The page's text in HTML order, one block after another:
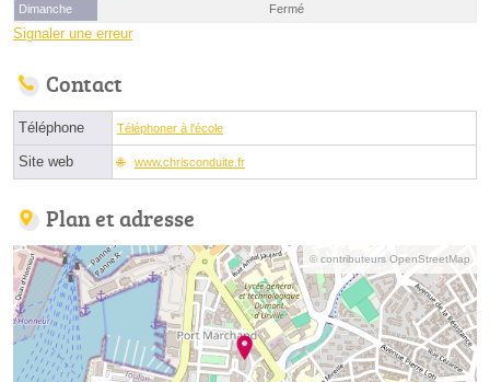
Dimanche
Fermé
Signaler une erreur
Contact
Téléphone Téléphoner à l'école
Site web www.chrisconduite.fr
Plan et adresse
© contributeurs OpenStreetMap